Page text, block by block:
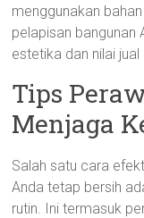
menggunakan
pelapisan bangunan
estetika dan nilai
Tips
Menjaga
Salah satu cara
Anda tetap bersih
rutin. Ini termasuk